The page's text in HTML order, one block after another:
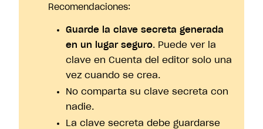
Recomendaciones:
Guarde la clave secreta generada
en un lugar seguro. Puede ver la
clave en Cuenta del editor solo una
vez cuando se crea.
No comparta su clave secreta con
nadie.
La clave secreta debe guardarse